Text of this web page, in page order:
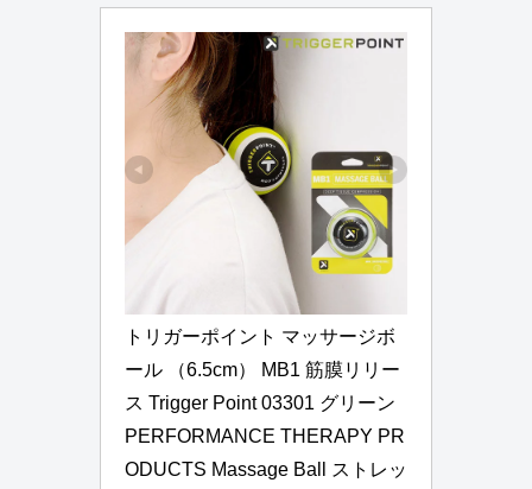
トリガーポイント マッサージボ
ール （6.5cm） MB1 筋膜リリー
ス Trigger Point 03301 グリーン
PERFORMANCE THERAPY PR
ODUCTS Massage Ball ストレッ